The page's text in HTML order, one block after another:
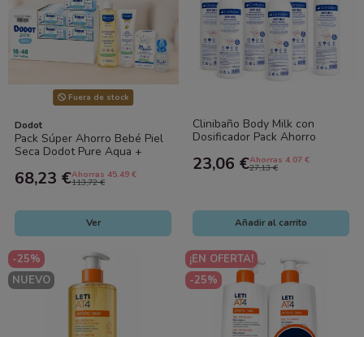
Fuera de stock
Dodot
Pack Súper Ahorro Bebé Piel
Seca Dodot Pure Aqua +
Baño...
68,23 €Ahorras 45.49 €
113,72 €
Ver
Clinibaño Body Milk con
Dosificador Pack Ahorro
Hidratación para...
23,06 €Ahorras 4.07 €
27,13 €
Añadir al carrito
-25%
NUEVO
¡EN OFERTA!
-25%